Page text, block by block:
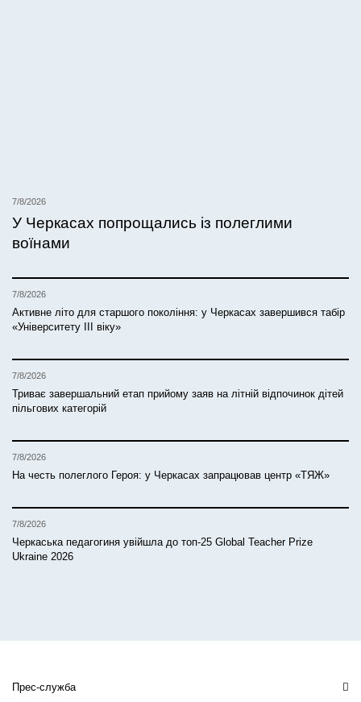
7/8/2026
У Черкасах попрощались із полеглими
воїнами
7/8/2026
Активне літо для старшого покоління: у Черкасах завершився табір
«Університету ІІІ віку»
7/8/2026
Триває завершальний етап прийому заяв на літній відпочинок дітей
пільгових категорій
7/8/2026
На честь полеглого Героя: у Черкасах запрацював центр «ТЯЖ»
7/8/2026
Черкаська педагогиня увійшла до топ-25 Global Teacher Prize
Ukraine 2026
Прес-служба